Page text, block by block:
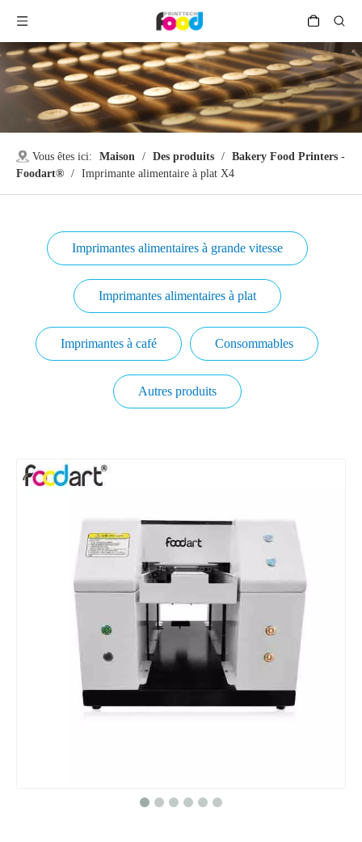
Vous êtes ici: Maison / Des produits / Bakery Food Printers -
Foodart® / Imprimante alimentaire à plat X4
Imprimantes alimentaires à grande vitesse
Imprimantes alimentaires à plat
Imprimantes à café Consommables
Autres produits